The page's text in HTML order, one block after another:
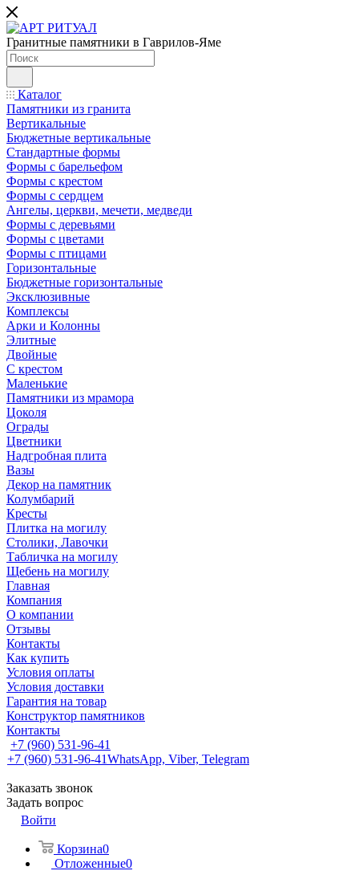
Гранитные памятники в Гаврилов-Яме
Каталог
Памятники из гранита
Вертикальные
Бюджетные вертикальные
Стандартные формы
Формы с барельефом
Формы с крестом
Формы с сердцем
Ангелы, церкви, мечети, медведи
Формы с деревьями
Формы с цветами
Формы с птицами
Горизонтальные
Бюджетные горизонтальные
Эксклюзивные
Комплексы
Арки и Колонны
Элитные
Двойные
С крестом
Маленькие
Памятники из мрамора
Цоколя
Ограды
Цветники
Надгробная плита
Вазы
Декор на памятник
Колумбарий
Кресты
Плитка на могилу
Столики, Лавочки
Табличка на могилу
Щебень на могилу
Главная
Компания
О компании
Отзывы
Контакты
Как купить
Условия оплаты
Условия доставки
Гарантия на товар
Конструктор памятников
Контакты
+7 (960) 531-96-41
+7 (960) 531-96-41WhatsApp, Viber, Telegram
Заказать звонок
Задать вопрос
Войти
Корзина0
Отложенные0